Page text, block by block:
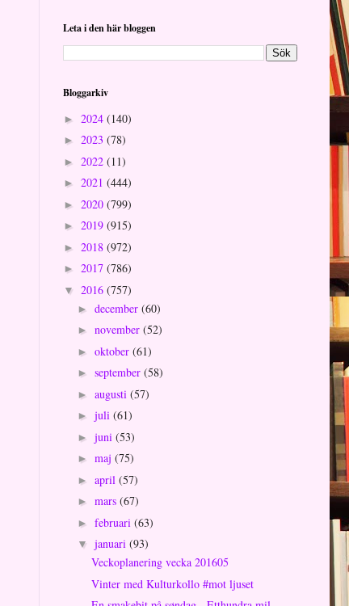
Leta i den här bloggen
Bloggarkiv
► 2024 (140)
► 2023 (78)
► 2022 (11)
► 2021 (444)
► 2020 (799)
► 2019 (915)
► 2018 (972)
► 2017 (786)
▼ 2016 (757)
► december (60)
► november (52)
► oktober (61)
► september (58)
► augusti (57)
► juli (61)
► juni (53)
► maj (75)
► april (57)
► mars (67)
► februari (63)
▼ januari (93)
Veckoplanering vecka 201605
Vinter med Kulturkollo #mot ljuset